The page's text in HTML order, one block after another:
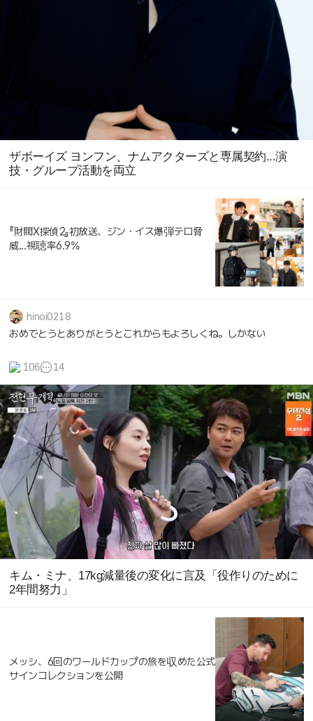
ザボーイズ ヨンフン、ナムアクターズと専属契約...演
技・グループ活動を両立
『財閥X探偵2』初放送、ジン・イス爆弾テロ脅
威...視聴率6.9%
hinoi0218
おめでとうとありがとうとこれからもよろしくね。しかない
106 14
キム・ミナ、17kg減量後の変化に言及「役作りのために
2年間努力」
メッシ、6回のワールドカップの旅を収めた公式
サインコレクションを公開